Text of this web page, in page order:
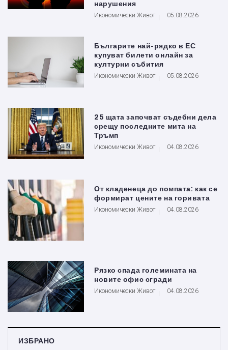
нарушения
Икономически Живот 05.08.2026
Българите най-рядко в ЕС
купуват билети онлайн за
културни събития
Икономически Живот 05.08.2026
25 щата започват съдебни дела
срещу последните мита на
Тръмп
Икономически Живот 04.08.2026
От кладенеца до помпата: как се
формират цените на горивата
Икономически Живот 04.08.2026
Рязко спада големината на
новите офис сгради
Икономически Живот 04.08.2026
ИЗБРАНО